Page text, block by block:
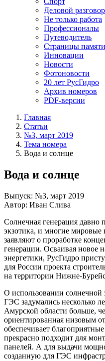
Деловой разговор
Не только работа
Профессионалы
Путеводитель
Страницы памяти
Инновации
Новости
Фотоновости
20 лет РусГидро
Архив номеров
PDF-версии
Главная
Статьи
№3, март 2019
Тема номера
Вода и солнце
Вода и солнце
Выпуск: №3, март 2019
Автор: Иван Слива
Солнечная генерация давно
экзотика, и многие
заявляют о проработке
генерации. Осваивая новое
энергетики, РусГидро
для России проекта
на территории Нижне-
О использовании
ГЭС задумались несколько
Амурской области больше,
ориентированная низовым
обеспечивает
прекрасно подходит для
панелей. А для выдачи
созданную для ГЭС